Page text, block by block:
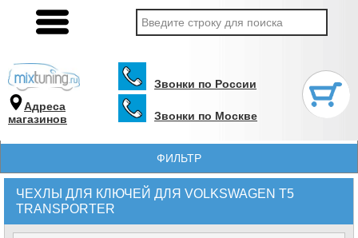
Адреса
магазинов
Звонки по России
Звонки по Москве
ФИЛЬТР
ЧЕХЛЫ ДЛЯ КЛЮЧЕЙ ДЛЯ VOLKSWAGEN T5
TRANSPORTER